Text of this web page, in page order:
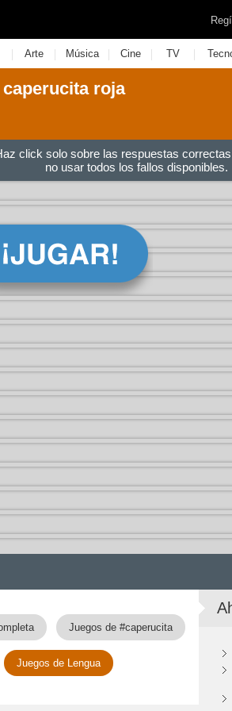
| Arte | Música | Cine | TV |
roja
click solo sobre las respuestas
no usar todos los fallos disponibles.
Juegos de #caperucita
Juegos de Lengua